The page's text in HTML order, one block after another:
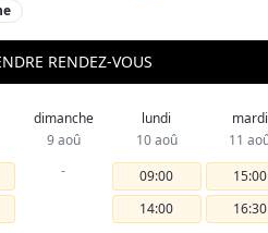
RENDEZ-VOUS
dimanche
9 aoû
-
lundi
10 aoû
09:00
14:00
mardi
11
15:00
16:30